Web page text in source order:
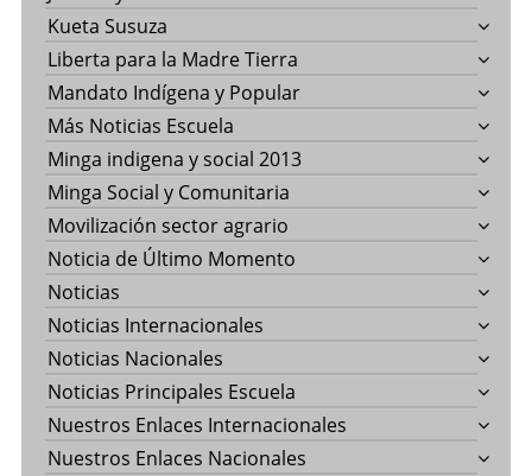
Kueta Susuza
Liberta para la Madre Tierra
Mandato Indígena y Popular
Más Noticias Escuela
Minga indigena y social 2013
Minga Social y Comunitaria
Movilización sector agrario
Noticia de Último Momento
Noticias
Noticias Internacionales
Noticias Nacionales
Noticias Principales Escuela
Nuestros Enlaces Internacionales
Nuestros Enlaces Nacionales